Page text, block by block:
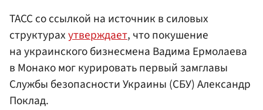
ТАСС со ссылкой на источник в силовых
структурахутверждает, что покушение
на украинского бизнесмена Вадима Ермолаева
в Монако мог курировать первый замглавы
Службы безопасности Украины (СБУ) Александр
Поклад.